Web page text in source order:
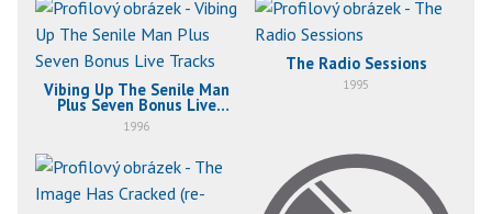
Vibing Up The Senile Man
Plus Seven Bonus Live
Tracks
1996
The Radio Sessions
1995